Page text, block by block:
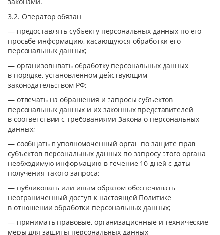
3.2. Оператор обязан:
— предоставлять субъекту персональных данных по его
просьбе информацию, касающуюся обработки его
персональных данных;
— организовывать обработку персональных данных
в порядке, установленном действующим
законодательством РФ;
— отвечать на обращения и запросы субъектов
персональных данных и их законных представителей
в соответствии с требованиями Закона о персональных
данных;
— сообщать в уполномоченный орган по защите прав
субъектов персональных данных по запросу этого органа
необходимую информацию в течение 10 дней с даты
получения такого запроса;
— публиковать или иным образом обеспечивать
неограниченный доступ к настоящей Политике
в отношении обработки персональных данных;
— принимать правовые, организационные и технические
меры для защиты персональных данных